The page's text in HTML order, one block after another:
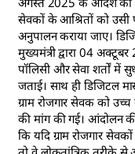
सेवकों के आश्रितों को उसी
अनुपालन कराया जाए।
मुख्यमंत्री द्वारा 04
पॉलिसी और सेवा शर्तों में
जताई। साथ ही डिजिटल
ग्राम रोजगार सेवक को
की मांग की गई। आंदोलन
कि यदि ग्राम रोजगार